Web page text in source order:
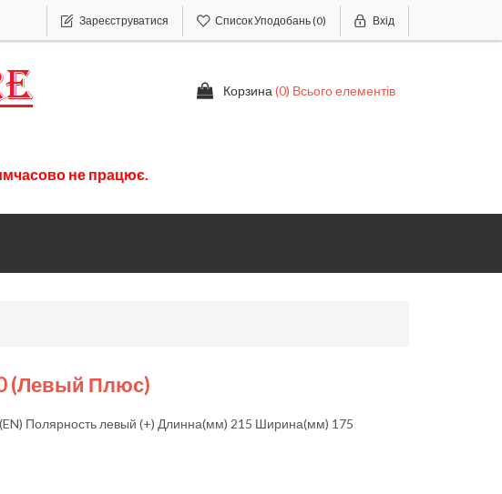
Зареєструватися Список Уподобань(0) Вхід
Корзина (0) Всього елементів
не працює.
(левый Плюс)
Полярность левый (+) Длинна(мм) 215 Ширина(мм) 175